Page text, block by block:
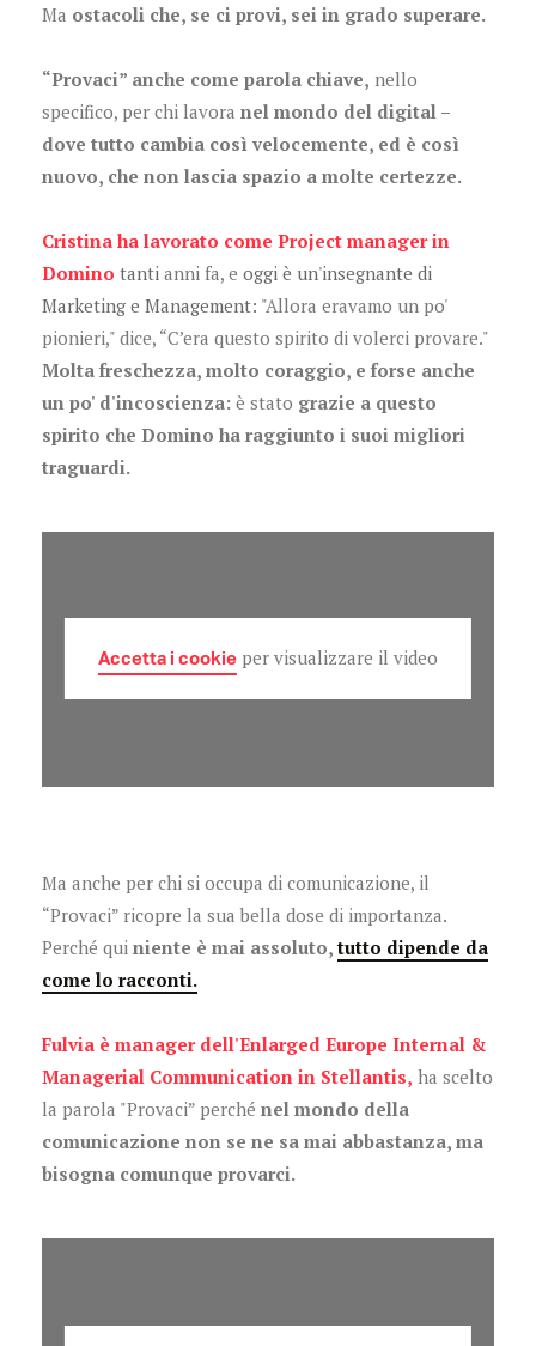
Ma ostacoli che, se ci provi, sei in grado superare.
“Provaci” anche come parola chiave, nello
specifico, per chi lavora nel mondo del digital –
dove tutto cambia così velocemente, ed è così
nuovo, che non lascia spazio a molte certezze.
Cristina ha lavorato come Project manager in
Domino tanti anni fa, e oggi è un'insegnante di
Marketing e Management: "Allora eravamo un po'
pionieri," dice, “C’era questo spirito di volerci provare."
Molta freschezza, molto coraggio, e forse anche
un po' d'incoscienza: è stato grazie a questo
spirito che Domino ha raggiunto i suoi migliori
traguardi.
Accetta i cookie per visualizzare il video
Ma anche per chi si occupa di comunicazione, il
“Provaci” ricopre la sua bella dose di importanza.
Perché qui niente è mai assoluto,tutto dipende da
come lo racconti.
Fulvia è manager dell'Enlarged Europe Internal &
Managerial Communication in Stellantis, ha scelto
la parola "Provaci” perché nel mondo della
comunicazione non se ne sa mai abbastanza, ma
bisogna comunque provarci.